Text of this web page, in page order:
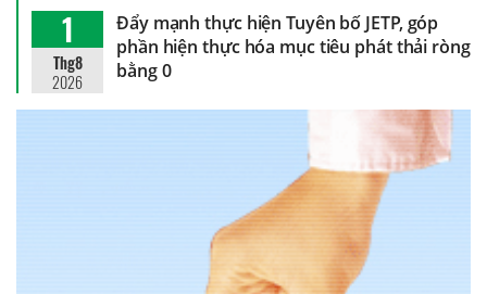
1
Thg8
2026
Đẩy mạnh thực hiện Tuyên bố JETP, góp
phần hiện thực hóa mục tiêu phát thải ròng
bằng 0